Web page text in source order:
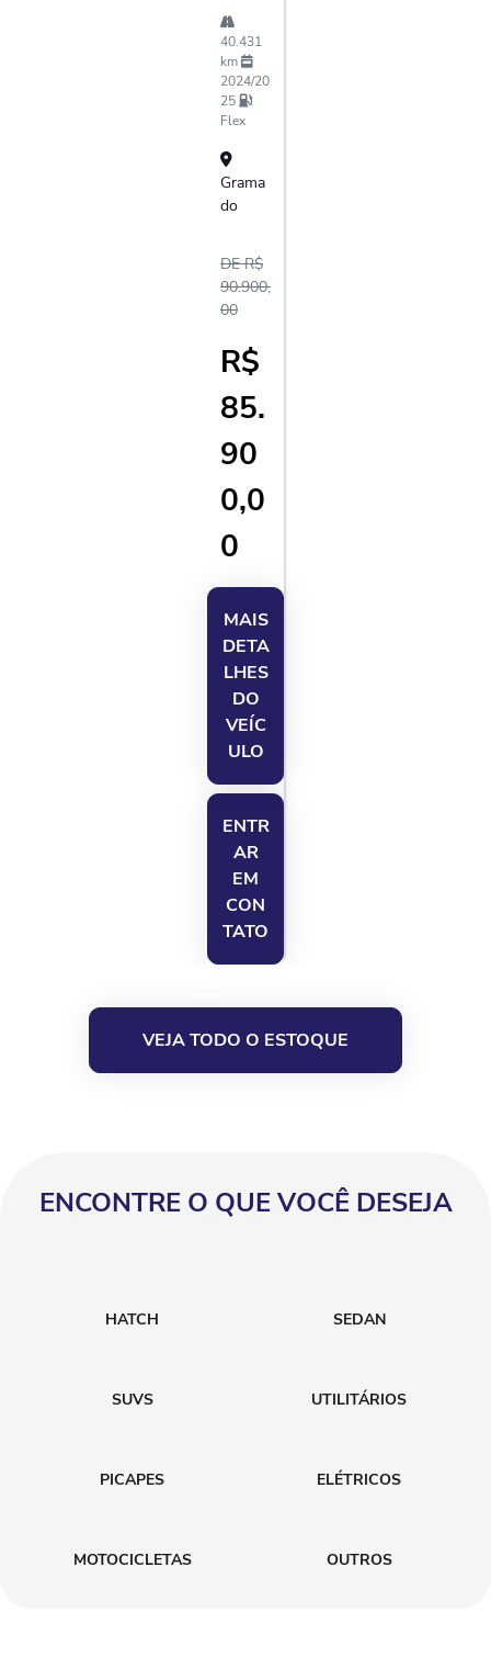
40.431
km
2024/20
25
Flex
Grama
Do
DE R$
90.900,
00
R$
85.
90
0,0
0
MAIS
DETA
LHES
DO
VEÍC
ULO
ENTR
AR
EM
CON
TATO
VEJA TODO O ESTOQUE
ENCONTRE O QUE VOCÊ DESEJA
HATCH SEDAN
SUVS UTILITÁRIOS
PICAPES ELÉTRICOS
MOTOCICLETAS OUTROS